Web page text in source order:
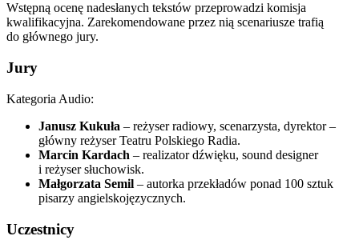
Wstępną ocenę nadesłanych tekstów przeprowadzi komisja
kwalifikacyjna. Zarekomendowane przez nią scenariusze trafią
do głównego jury.
Jury
Kategoria Audio:
Janusz Kukuła – reżyser radiowy, scenarzysta, dyrektor –
główny reżyser Teatru Polskiego Radia.
Marcin Kardach – realizator dźwięku, sound designer
i reżyser słuchowisk.
Małgorzata Semil – autorka przekładów ponad 100 sztuk
pisarzy angielskojęzycznych.
Uczestnicy